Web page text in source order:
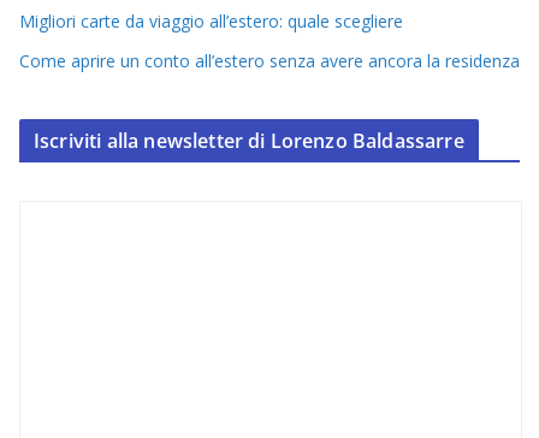
Migliori carte da viaggio all’estero: quale scegliere
Come aprire un conto all’estero senza avere ancora la residenza
Iscriviti alla newsletter di Lorenzo Baldassarre